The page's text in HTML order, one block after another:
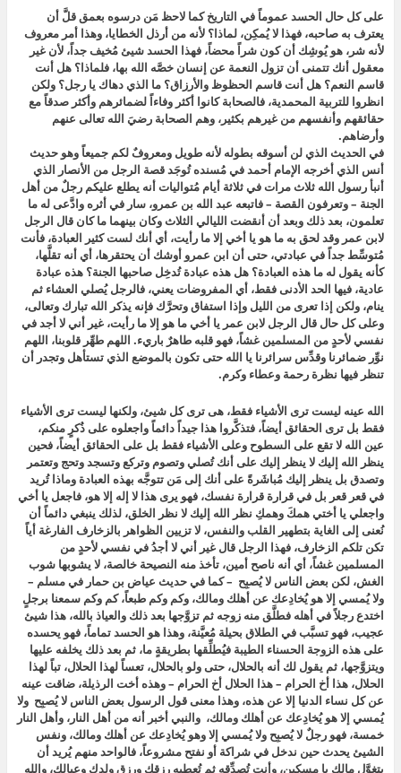
على كل حال الحسد عموماً في التاريخ كما لاحظ مَن درسوه بعمق قلَّ أن
يعترف به صاحبه، فهذا لا يُمكِن، لماذا؟ لأنه من أرذل الخطايا، وهذا أمر معروف
لأنه شر، هو يُوشِك أن كون شراً محضاً، فهذا الحسد شيئ مُخيف جداً، لأن غير
معقول أنك تتمنى أن تزول النعمة عن إنسان خصَّه الله بها، فلماذا؟ هل أنت
قاسم النعم؟ هل أنت قاسم الحظوظ والأرزاق؟ ما الذي دهاك يا رجل؟ ولكن
انظروا للتربية المحمدية، فالصحابة كانوا أكثر وفاءاً لضمائرهم وأكثر صدقاً مع
حقائقهم وأنفسهم من غيرهم بكثير، وهم الصحابة رضيَ الله تعالى عنهم
وأرضاهم.
في الحديث الذي لن أسوقه بطوله لأنه طويل ومعروفٌ لكم جميعاً وهو حديث
أنس الذي أخرجه الإمام أحمد في مُسنده تُوجَد قصة الرجل من الأنصار الذي
أنبأ رسول الله ثلاث مرات في ثلاثة أيام مُتواليات أنه يطلع عليكم رجلٌ من أهل
الجنة – وتعرفون القصة – فاتبعه عبد الله بن عمرو، سار في أثره وادَّعى له ما
تعلمون، بعد ذلك وبعد أن أنقضت الليالي الثلاث وكان بينهما ما كان قال الرجل
لابن عمر وقد لحق به ما هو يا أخي إلا ما رأيت، أي أنك لست كثير العبادة، فأنت
مُتوسِّط جداً في عبادتي، حتى أن ابن عمرو أوشك أن يحتقرها، أي أنه تقلَّها،
كأنه يقول له ما هذه العبادة؟ هل هذه عبادة تُدخِل صاحبها الجنة؟ هذه عبادة
عادية، فيها الحد الأدنى فقط، أي المفروضات يعني، فالرجل يُصلي العشاء ثم
ينام، ولكن إذا تعرى من الليل وإذا استفاق وتحرَّك فإنه يذكر الله تبارك وتعالى،
وعلى كل حال قال الرجل لابن عمر يا أخي ما هو إلا ما رأيت، غير أني لا أجد في
نفسي لأحدٍ من المسلمين غشاً، فهو قلبه طاهرٌ باريء. اللهم طهِّر قلوبنا، اللهم
نوِّر ضمائرنا وقدِّس سرائرنا يا الله حتى تكون بالموضع الذي تستأهل وتجدر أن
تنظر فيها نظرة رحمة وعطاء وكرم.
الله عينه ليست ترى الأشياء فقط، هى ترى كل شيئ، ولكنها ليست ترى الأشياء
فقط بل ترى الحقائق أيضاً، فتذكَّروا هذا جيداً دائماً واجعلوه على ذُكرٍ منكم،
عين الله لا تقع على السطوح وعلى الأشياء فقط بل على الحقائق أيضاً، فحين
ينظر الله إليك لا ينظر إليك على أنك تُصلي وتصوم وتركع وتسجد وتحج وتعتمر
وتصدق بل ينظر إليك مُباشَرةً على أنك إلى مَن تتوجَّه بهذه العبادة وماذا تُريد
في قعر قعر بل في قرارة قرارة نفسك، فهو يرى هذا لا إله إلا هو، فاجعل يا أخي
واجعلي يا أختي همكَ وهمكِ نظر الله إليك لا نظر الخلق، لذلك ينبغي دائماً أن
نُعنى إلى الغاية بتطهير القلب والنفس، لا تزيين الظواهر بالزخارف الفارغة أياً
تكن تلكم الزخارف، فهذا الرجل قال غير أني لا أجدُ في نفسي لأحدٍ من
المسلمين غشاً، أي أنه ناصح أمين، تأخذ منه النصيحة خالصة، لا يشوبها شوب
الغش، لكن بعض الناس لا يُصبِح – كما في حديث عياض بن حمار في مسلم –
ولا يُمسي إلا هو يُخادِعك عن أهلك ومالك، وكم وكم طبعاً، كم وكم سمعنا برجلٍ
اختدع رجلاً في أهله فطلَّق منه زوجه ثم تزوَّجها بعد ذلك والعياذ بالله، هذا شيئ
عجيب، فهو تسبَّب في الطلاق بحيلة مُعيَّنة، وهذا هو الحسد تماماً، فهو يحسده
على هذه الزوجة الحسناء الطيبة فيُطلِّقها بطريقةٍ ما، ثم بعد ذلك يخلفه عليها
ويتزوَّجها، ثم يقول لك أنه بالحلال، حتى ولو بالحلال، تعساً لهذا الحلال، تباً لهذا
الحلال، هذا أخ الحرام – هذا الحلال أخ الحرام – وهذه أخت الرذيلة، ضاقت عينه
عن كل نساء الدنيا إلا عن هذه، وهذا معنى قول الرسول بعض الناس لا يُصبِح ولا
يُمسي إلا هو يُخادِعك عن أهلك ومالك، والنبي أخبر أنه من أهل النار، وأهل النار
خمسة، فهو رجلٌ لا يُصبِح ولا يُمسي إلا وهو يُخادِعك عن أهلك ومالك، ونفس
الشيئ يحدث حين ندخل في شراكة أو نفتح مشروعاً، فالواحد منهم يُريد أن
يتغوَّل مالك يا مسكين، وأنت تُصدِّقه ثم تُعطيه رزقك ورزق ولدك وعيالك، والله